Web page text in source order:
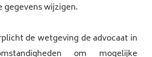
gegevens wijzigen.
de wetgeving de advocaat in
om mogelijke